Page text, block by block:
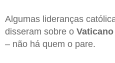
Algumas lideranças
disseram sobre o Vaticano
– não há quem o pare.